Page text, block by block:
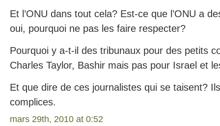
Et l’ONU dans tout cela? Est-ce que l’ONU a
oui, pourquoi ne pas les faire respecter?
Pourquoi y a-t-il des tribunaux pour des petits
Charles Taylor, Bashir mais pas pour Israel et
Et que dire de ces journalistes qui se taisent?
complices.
mars 29th, 2010 at 0:52